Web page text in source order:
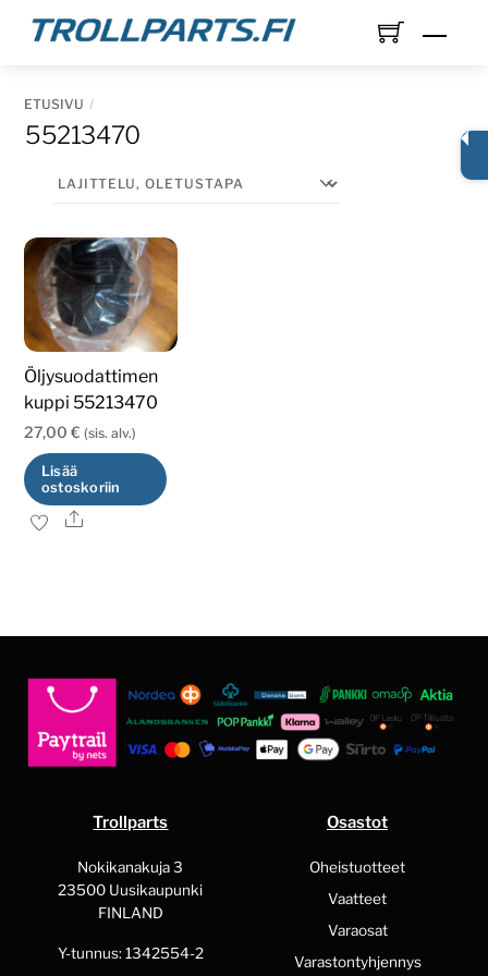
Skip
ETUSIVU
55213470
Öljysuodattimen
kuppi 55213470
27,00€ (sis. alv.)
Lisää
ostoskoriin
Ale
Trollparts
Nokikanakuja 3
23500 Uusikaupunki
FINLAND
Y-tunnus: 1342554-2
Osastot
Oheistuotteet
Vaatteet
Varaosat
Varastontyhjennys